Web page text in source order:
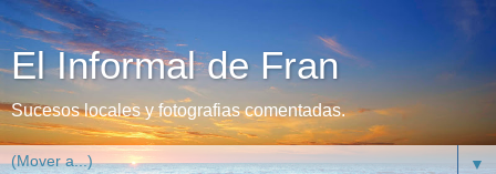
El Informal de Fran
Sucesos locales y fotografias comentadas.
▼